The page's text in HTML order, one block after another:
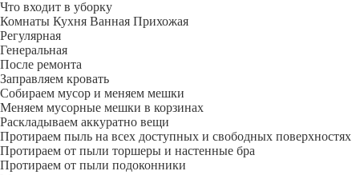
Что входит в уборку
Регу­лярная
Гене­ральная
После ремонта
Заправляем кровать
Собираем мусор и меняем мешки
Меняем мусорные мешки в корзинах
Раскладываем аккуратно вещи
Протираем пыль на всех доступных и свободных поверхностях
Протираем от пыли торшеры и настенные бра
Протираем от пыли подоконники